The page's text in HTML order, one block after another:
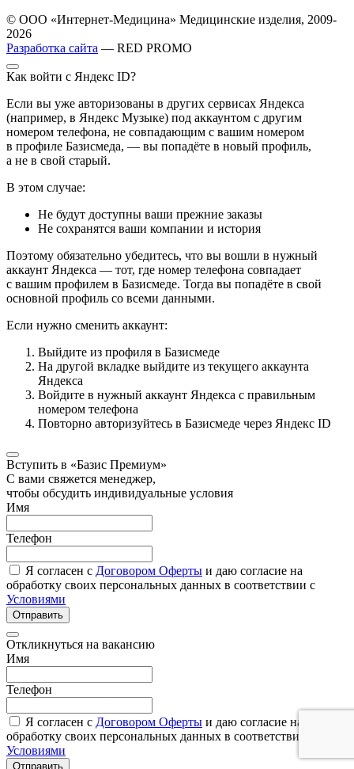
© ООО «Интернет-Медицина» Медицинские изделия, 2009-
2026
Разработка сайта — RED PROMO
Как войти с Яндекс ID?
Если вы уже авторизованы в других сервисах Яндекса
(например, в Яндекс Музыке) под аккаунтом с другим
номером телефона, не совпадающим с вашим номером
в профиле Базисмеда, — вы попадёте в новый профиль,
а не в свой старый.
В этом случае:
Не будут доступны ваши прежние заказы
Не сохранятся ваши компании и история
Поэтому обязательно убедитесь, что вы вошли в нужный
аккаунт Яндекса — тот, где номер телефона совпадает
с вашим профилем в Базисмеде. Тогда вы попадёте в свой
основной профиль со всеми данными.
Если нужно сменить аккаунт:
Выйдите из профиля в Базисмеде
На другой вкладке выйдите из текущего аккаунта
Яндекса
Войдите в нужный аккаунт Яндекса с правильным
номером телефона
Повторно авторизуйтесь в Базисмеде через Яндекс ID
Вступить в «Базис Премиум»
С вами свяжется менеджер,
чтобы обсудить индивидуальные условия
Имя
Телефон
Я согласен с Договором Оферты и даю согласие на
обработку своих персональных данных в соответствии с
Условиями
Отправить
Откликнуться на вакансию
Имя
Телефон
Я согласен с Договором Оферты и даю согласие на
обработку своих персональных данных в соответствии с
Условиями
Отправить